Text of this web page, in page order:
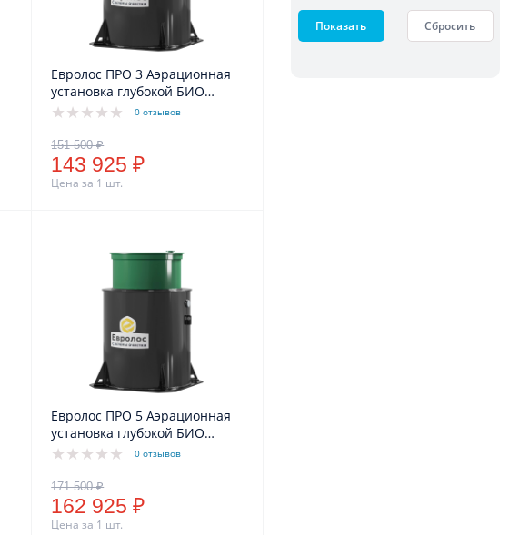
Евролос ПРО 3 Аэрационная
установка глубокой БИО
очистки, комбинированное
0 отзывов
143 925 ₽
Цена за 1 шт.
Евролос ПРО 5 Аэрационная
установка глубокой БИО
очистки, комбинированное
0 отзывов
162 925 ₽
Цена за 1 шт.
Показать Сбросить